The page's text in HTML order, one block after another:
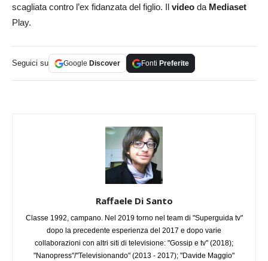
scagliata contro l’ex fidanzata del figlio. Il video da Mediaset
Play.
Seguici su Google Discover Fonti Preferite
Raffaele Di Santo
Classe 1992, campano. Nel 2019 torno nel team di "Superguida tv"
dopo la precedente esperienza del 2017 e dopo varie
collaborazioni con altri siti di televisione: "Gossip e tv" (2018);
"Nanopress"/"Televisionando" (2013 - 2017); "Davide Maggio"